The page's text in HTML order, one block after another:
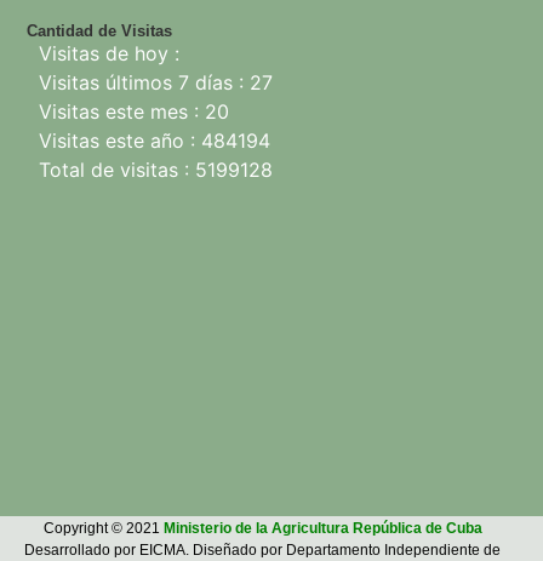
Cantidad de Visitas
Visitas de hoy :
Visitas últimos 7 días : 27
Visitas este mes : 20
Visitas este año : 484194
Total de visitas : 5199128
Copyright © 2021 Ministerio de la Agricultura República de Cuba
Desarrollado por EICMA. Diseñado por Departamento Independiente de